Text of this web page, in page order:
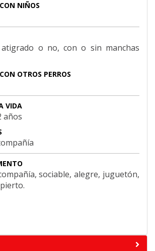
NIÑOS
atigrado o no, con o sin manchas
OTROS PERROS
VIDA
años
sociable, alegre, juguetón,